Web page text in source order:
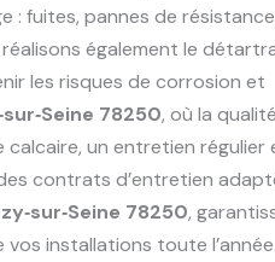
fuites, pannes de
également le
les risques de corrosion et
78250, où la
un entretien régulier
contrats d’entretien
78250,
installations toute l’année.